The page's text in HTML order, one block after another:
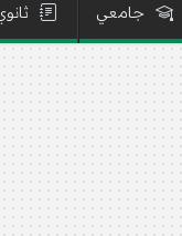
جامعي